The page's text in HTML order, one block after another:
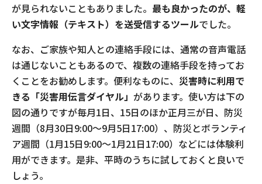
が見られないこともありました。 最も良かったのが、軽
い文字情報（テキスト）を送受信するツールでした。
なお、ご家族や知人との連絡手段には、通常の音声電話
は通じないこともあるので、複数の連絡手段を持ってお
くことをお勧めします。便利なものに、 災害時に利用で
きる「災害用伝言ダイヤル」 があります。使い方は下の
図の通りですが毎月1日、15日のほか正月三が日、防災
週間（8月30日9:00～9月5日17:00）、防災とボランティ
ア週間（1月15日9:00～1月21日17:00）などには体験利
用ができます。是非、平時のうちに試しておくと良いで
しょう。